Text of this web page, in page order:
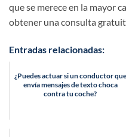
que se merece en la mayor
obtener una consulta
Entradas relacionadas:
¿Puedes actuar si un conductor que
envía mensajes de texto choca
contra tu coche?